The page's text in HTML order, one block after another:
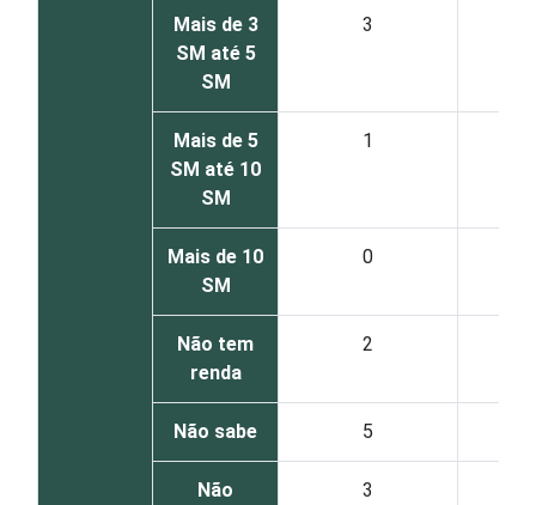
Mais de 3
SM até 5
SM
3
Mais de 5
SM até 10
SM
1
Mais de 10
SM
0
Não tem
renda
2
Não sabe 5
Não
3